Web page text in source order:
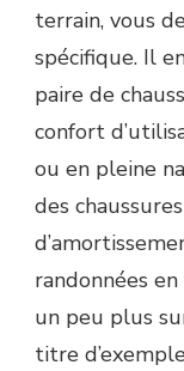
terrain, vous
spécifique. Il
paire de
confort
ou en pleine
des
randonnées
un peu plus
titre